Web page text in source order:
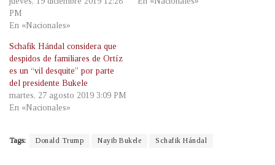
PM
En «Nacionales»
Schafik Hándal considera que
despidos de familiares de Ortíz
es un “vil desquite” por parte
del presidente Bukele
martes, 27 agosto 2019 3:09 PM
En «Nacionales»
Tags: Donald Trump Nayib Bukele Schafik Hándal